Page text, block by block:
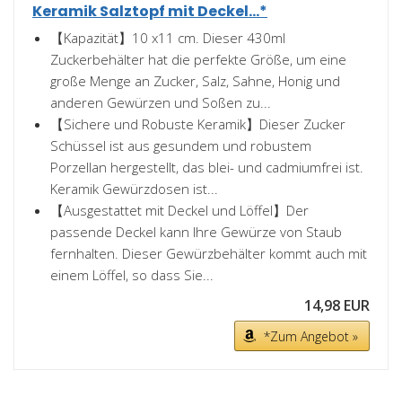
Keramik Salztopf mit Deckel...*
【Kapazität】10 x11 cm. Dieser 430ml
Zuckerbehälter hat die perfekte Größe, um eine
große Menge an Zucker, Salz, Sahne, Honig und
anderen Gewürzen und Soßen zu...
【Sichere und Robuste Keramik】Dieser Zucker
Schüssel ist aus gesundem und robustem
Porzellan hergestellt, das blei- und cadmiumfrei ist.
Keramik Gewürzdosen ist...
【Ausgestattet mit Deckel und Löffel】Der
passende Deckel kann Ihre Gewürze von Staub
fernhalten. Dieser Gewürzbehälter kommt auch mit
einem Löffel, so dass Sie...
14,98 EUR
*Zum Angebot »